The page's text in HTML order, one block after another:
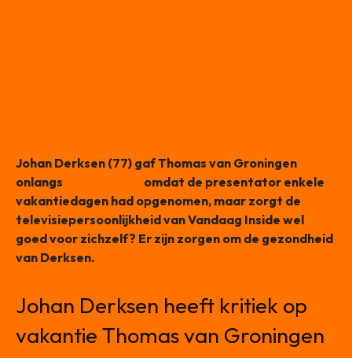
Johan Derksen (77) gaf Thomas van Groningen
onlangs
omdat de presentator enkele
vakantiedagen had opgenomen, maar zorgt de
televisiepersoonlijkheid van Vandaag Inside wel
goed voor zichzelf? Er zijn zorgen om de gezondheid
van Derksen.
Johan Derksen heeft kritiek op
vakantie Thomas van Groningen